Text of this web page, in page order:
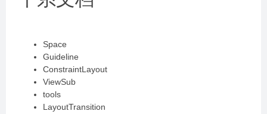
Space
Guideline
ConstraintLayout
ViewSub
tools
LayoutTransition